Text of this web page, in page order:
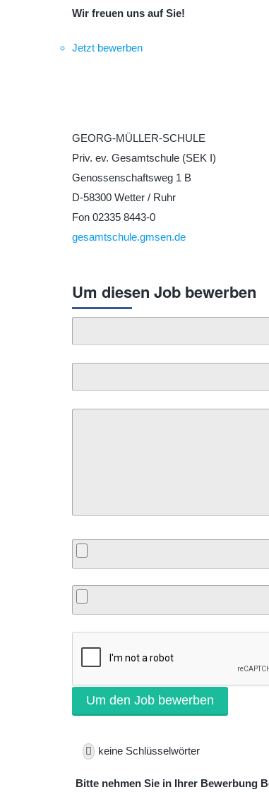
Wir freuen uns auf Sie!
Jetzt bewerben
GEORG-MÜLLER-SCHULE
Priv. ev. Gesamtschule (SEK I)
Genossenschaftsweg 1 B
D-58300 Wetter / Ruhr
Fon 02335 8443-0
gesamtschule.gmsen.de
Um diesen Job bewerben
keine Schlüsselwörter
Bitte nehmen Sie in Ihrer Bewerbung